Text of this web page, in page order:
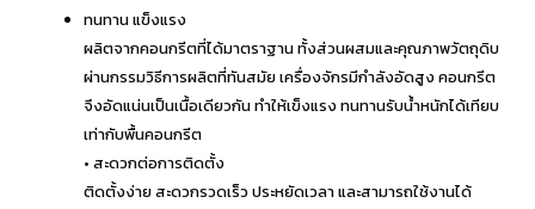
ทนทาน แข็งแรง
ผลิตจากคอนกรีตที่ได้มาตราฐาน ทั้งส่วนผสมและคุณภาพวัตถุดิบ
ผ่านกรรมวิธีการผลิตที่ทันสมัย เครื่องจักรมีกำลังอัดสูง คอนกรีต
จึงอัดแน่นเป็นเนื้อเดียวกัน ทำให้เข็งแรง ทนทานรับน้ำหนักได้เทียบ
เท่ากับพื้นคอนกรีต
• สะดวกต่อการติดตั้ง
ติดตั้งง่าย สะดวกรวดเร็ว ประหยัดเวลา และสามารถใช้งานได้